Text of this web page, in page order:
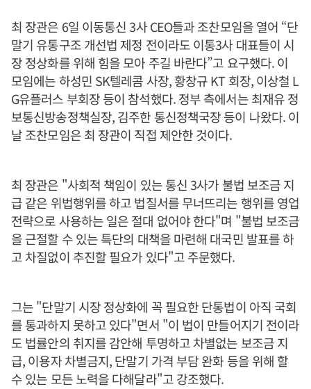
최 장관은 6일 이동통신 3사 CEO들과 조찬모임을 열어 “단
말기 유통구조 개선법 제정 전이라도 이통3사 대표들이 시
장 정상화를 위해 힘을 모아 주길 바란다”고 요구했다. 이
모임에는 하성민 SK텔레콤 사장, 황창규 KT 회장, 이상철 L
G유플러스 부회장 등이 참석했다. 정부 측에서는 최재유 정
보통신방송정책실장, 김주한 통신정책국장 등이 나왔다. 이
날 조찬모임은 최 장관이 직접 제안한 것이다.
최 장관은 "사회적 책임이 있는 통신 3사가 불법 보조금 지
급 같은 위법행위를 하고 법질서를 무너뜨리는 행위를 영업
전략으로 사용하는 일은 절대 없어야 한다"며 "불법 보조금
을 근절할 수 있는 특단의 대책을 마련해 대국민 발표를 하
고 차질없이 추진할 필요가 있다"고 주문했다.
그는 "단말기 시장 정상화에 꼭 필요한 단통법이 아직 국회
를 통과하지 못하고 있다"면서 "이 법이 만들어지기 전이라
도 법률안의 취지를 감안해 투명하고 차별없는 보조금 지
급, 이용자 차별금지, 단말기 가격 부담 완화 등을 위해 할
수 있는 모든 노력을 다해달라"고 강조했다.